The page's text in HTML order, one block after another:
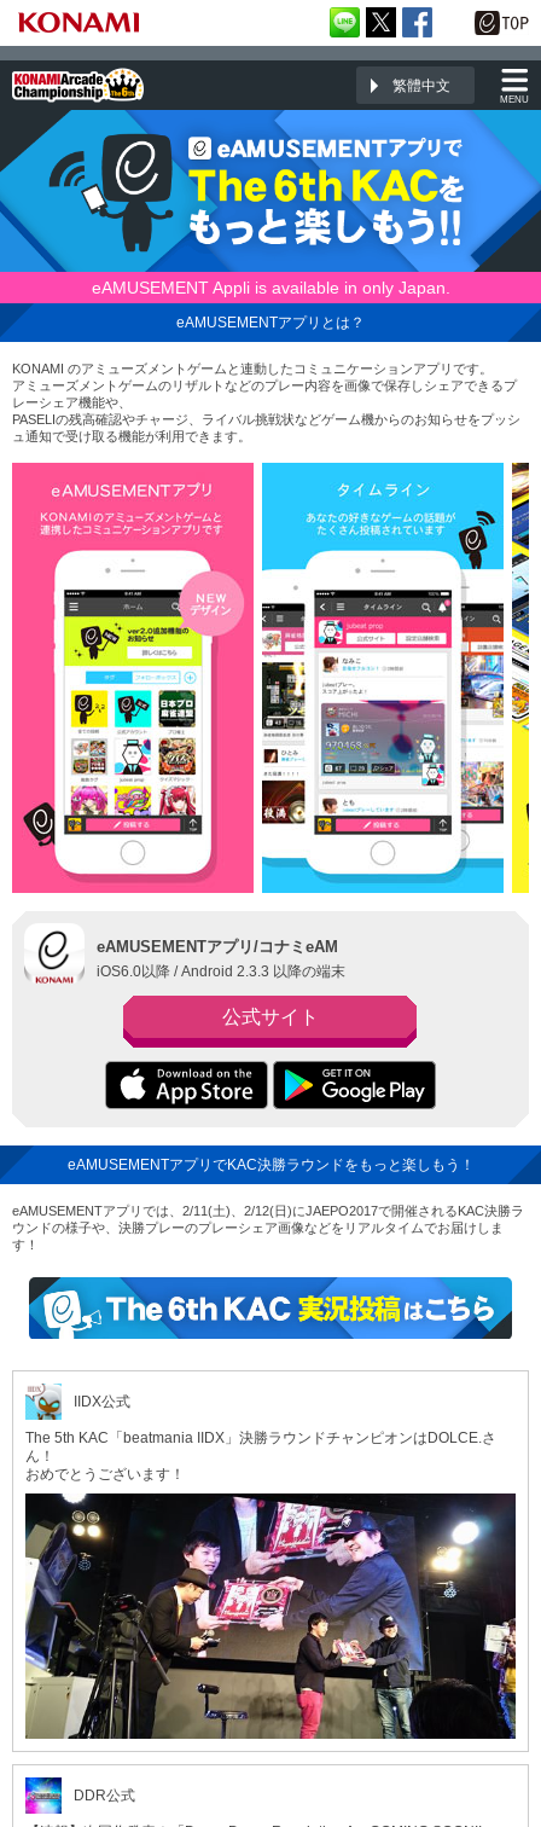
MENU
繁體中文
eAMUSEMENTアプリで The 6th KAC をもっと楽しもう！
eAMUSEMENT Appli is available in only Japan.
eAMUSEMENTアプリとは？
KONAMI のアミューズメントゲームと連動したコミュニケーションアプリです。
アミューズメントゲームのリザルトなどのプレー内容を画像で保存しシェアできるプ
レーシェア機能や、
PASELIの残高確認やチャージ、ライバル挑戦状などゲーム機からのお知らせをプッシ
ュ通知で受け取る機能が利用できます。
eAMUSEMENTアプリ/コナミeAM
iOS6.0以降 / Android 2.3.3 以降の端末
公式サイト
eAMUSEMENTアプリでKAC決勝ラウンドをもっと楽しもう！
eAMUSEMENTアプリでは、2/11(土)、2/12(日)にJAEPO2017で開催されるKAC決勝ラ
ウンドの様子や、決勝プレーのプレーシェア画像などをリアルタイムでお届けしま
す！
IIDX公式
The 5th KAC「beatmania IIDX」決勝ラウンドチャンピオンはDOLCE.さ
ん！
おめでとうございます！
DDR公式